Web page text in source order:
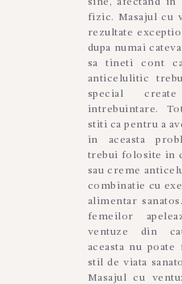
fizic. Masajul cu
rezultate
dupa numai
sa tineti cont
anticelulitic
special
intrebuintare.
stiti ca pentru a
in aceasta
trebui folosite in
sau creme
combinatie cu
alimentar
femeilor
ventuze din
aceasta nu
stil de viata
Masajul cu